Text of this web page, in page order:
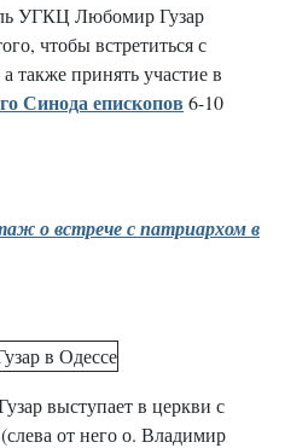
УГКЦ Любомир Гузар
чтобы встретиться с
принять участие в
Синода епископов 6-10
о встрече с патриархом в
выступает в церкви с
от него о. Владимир